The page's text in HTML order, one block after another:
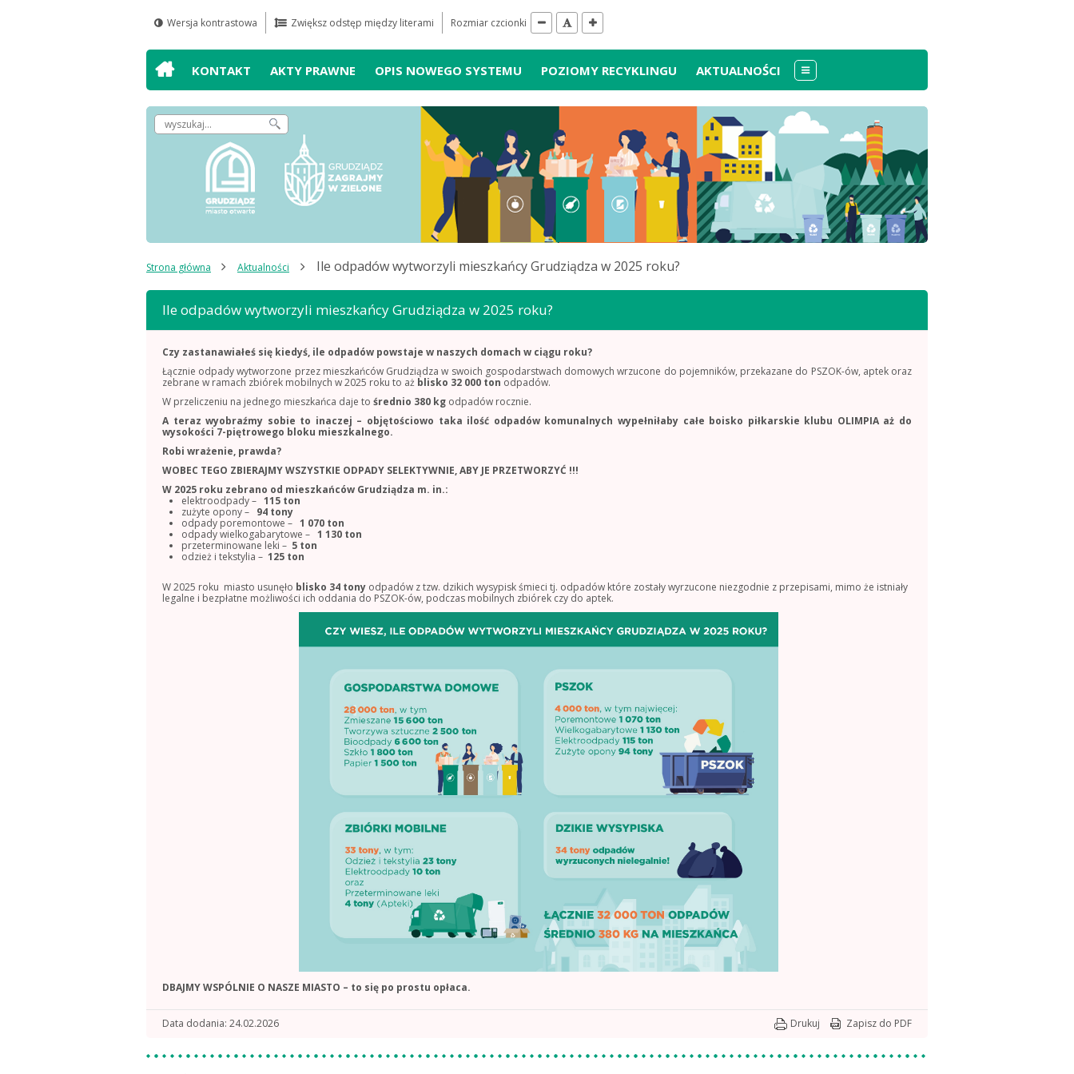
Przejdź do
głównego
Przejdź do
Przejdź do
wyszukiwarki
Przejdź do
mapy serwisu
Wersja kontrastowa Zwiększ odstęp między literami Rozmiar czcionki
KONTAKT AKTY PRAWNE OPIS NOWEGO SYSTEMU POZIOMY RECYKLINGU AKTUALNOŚCI
Menu
Wpisz
szukaną
Strona główna Aktualności Ile odpadów wytworzyli mieszkańcy Grudziądza w 2025 roku?
Ile odpadów wytworzyli mieszkańcy Grudziądza w 2025 roku?
Czy zastanawiałeś się kiedyś, ile odpadów powstaje w naszych domach w ciągu roku?
Łącznie odpady wytworzone przez mieszkańców Grudziądza w swoich gospodarstwach domowych wrzucone do pojemników, przekazane do PSZOK-ów, aptek oraz
zebrane w ramach zbiórek mobilnych w 2025 roku to aż blisko 32 000 ton odpadów.
W przeliczeniu na jednego mieszkańca daje to średnio 380 kg odpadów rocznie.
A teraz wyobraźmy sobie to inaczej – objętościowo taka ilość odpadów komunalnych wypełniłaby całe boisko piłkarskie klubu OLIMPIA aż do
wysokości 7-piętrowego bloku mieszkalnego.
Robi wrażenie, prawda?
WOBEC TEGO ZBIERAJMY WSZYSTKIE ODPADY SELEKTYWNIE, ABY JE PRZETWORZYĆ !!!
W 2025 roku zebrano od mieszkańców Grudziądza m. in.:
elektroodpady – 115 ton
zużyte opony – 94 tony
odpady poremontowe – 1 070 ton
odpady wielkogabarytowe – 1 130 ton
przeterminowane leki – 5 ton
odzież i tekstylia – 125 ton
W 2025 roku miasto usunęło blisko 34 tony odpadów z tzw. dzikich wysypisk śmieci tj. odpadów które zostały wyrzucone niezgodnie z przepisami, mimo że istniały
legalne i bezpłatne możliwości ich oddania do PSZOK-ów, podczas mobilnych zbiórek czy do aptek.
DBAJMY WSPÓLNIE O NASZE MIASTO – to się po prostu opłaca.
Data dodania 24.02.2026 Drukuj Zapisz do PDF